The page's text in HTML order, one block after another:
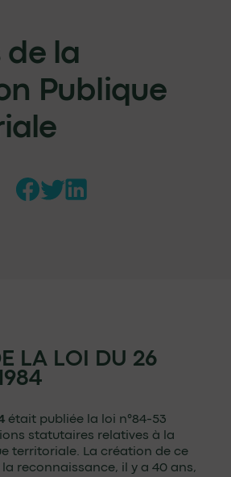
de la
Publique
LA LOI DU 26
était publiée la loi n°84-53
statutaires relatives à la
territoriale. La création de ce
reconnaissance, il y a 40 ans,